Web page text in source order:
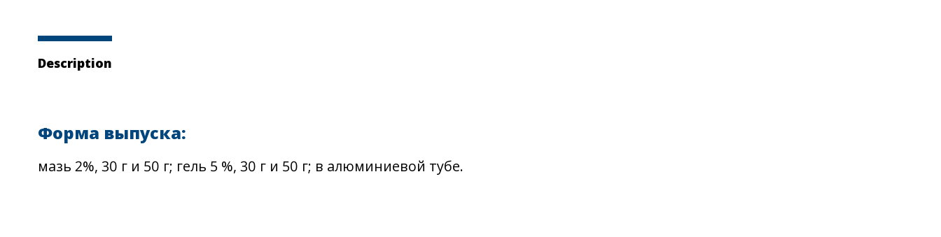
Description
Форма выпуска:
мазь 2%, 30 г и 50 г; гель 5 %, 30 г и 50 г; в алюминиевой тубе.